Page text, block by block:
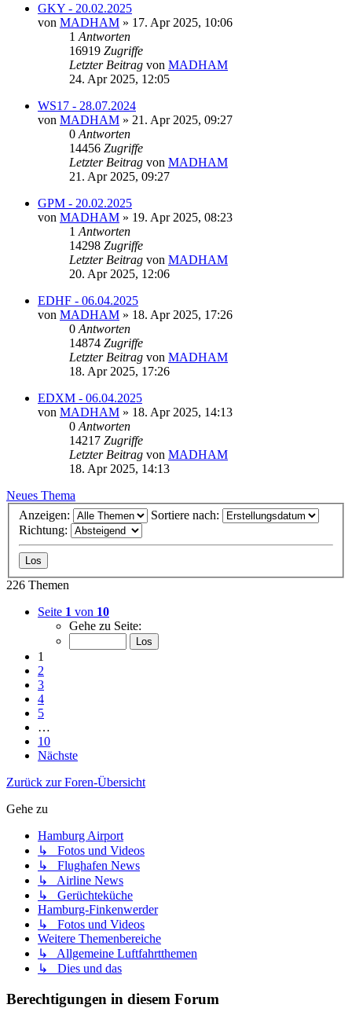
GKY - 20.02.2025
von MADHAM » 17. Apr 2025, 10:06
1 Antworten
16919 Zugriffe
Letzter Beitrag von MADHAM
24. Apr 2025, 12:05
WS17 - 28.07.2024
von MADHAM » 21. Apr 2025, 09:27
0 Antworten
14456 Zugriffe
Letzter Beitrag von MADHAM
21. Apr 2025, 09:27
GPM - 20.02.2025
von MADHAM » 19. Apr 2025, 08:23
1 Antworten
14298 Zugriffe
Letzter Beitrag von MADHAM
20. Apr 2025, 12:06
EDHF - 06.04.2025
von MADHAM » 18. Apr 2025, 17:26
0 Antworten
14874 Zugriffe
Letzter Beitrag von MADHAM
18. Apr 2025, 17:26
EDXM - 06.04.2025
von MADHAM » 18. Apr 2025, 14:13
0 Antworten
14217 Zugriffe
Letzter Beitrag von MADHAM
18. Apr 2025, 14:13
Neues Thema
Anzeigen:
Sortiere nach:
Richtung:
226 Themen
Seite 1 von 10
Gehe zu Seite:
1
2
3
4
5
…
10
Nächste
Zurück zur Foren-Übersicht
Gehe zu
Hamburg Airport
↳ Fotos und Videos
↳ Flughafen News
↳ Airline News
↳ Gerüchteküche
Hamburg-Finkenwerder
↳ Fotos und Videos
Weitere Themenbereiche
↳ Allgemeine Luftfahrtthemen
↳ Dies und das
Berechtigungen in diesem Forum